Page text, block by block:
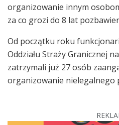
organizowanie innym
za co grozi do 8 lat
Od początku roku
Oddziału Straży Granicznej
zatrzymali już 27 osób
organizowanie nielegalnego